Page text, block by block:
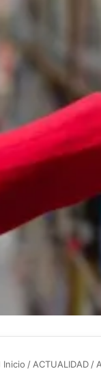
Inicio / ACTUALIDAD /